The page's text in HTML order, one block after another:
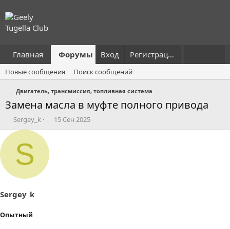
Главная Форумы Что нового?
Вход Регистрация
Новые сообщения Поиск сообщений
Двигатель, трансмиссия, топливная система
Замена масла в муфте полного привода
А
в
е
ы
Sergey_k
Д
а
15 Сен 2025
S
Sergey_k
Опытный